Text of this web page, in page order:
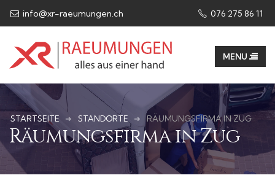
info@xr-raeumungen.ch 076 275 86 11​
STARTSEITE STANDORTE RÄUMUNGSFIRMA IN ZUG
Räumungsfirma in Zug